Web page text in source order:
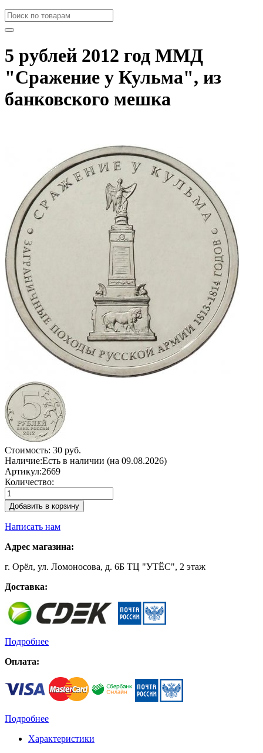
5 рублей 2012 год ММД
"Сражение у Кульма", из
банковского мешка
Стоимость: 30 руб.
Наличие:Есть в наличии (на 09.08.2026)
Артикул:2669
Количество:
Добавить в корзину
Написать нам
Адрес магазина:
г. Орёл, ул. Ломоносова, д. 6Б ТЦ "УТЁС", 2 этаж
Доставка:
Подробнее
Оплата:
Подробнее
Характеристики